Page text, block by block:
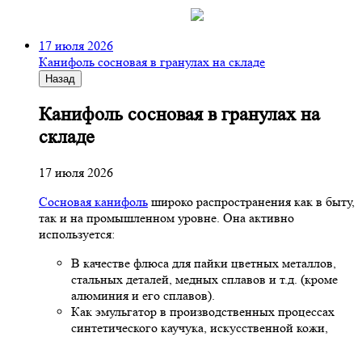
17 июля 2026
Канифоль сосновая в гранулах на складе
Назад
Канифоль сосновая в гранулах на
складе
17 июля 2026
Сосновая канифоль широко распространения как в быту,
так и на промышленном уровне. Она активно
используется:
В качестве флюса для пайки цветных металлов,
стальных деталей, медных сплавов и т.д. (кроме
алюминия и его сплавов).
Как эмульгатор в производственных процессах
синтетического каучука, искусственной кожи,